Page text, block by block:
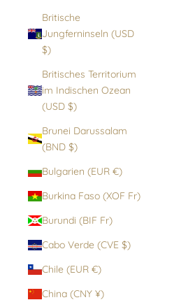
Britische
Jungferninseln (USD
$)
Britisches Territorium
im Indischen Ozean
(USD $)
Brunei Darussalam
(BND $)
Bulgarien (EUR €)
Burkina Faso (XOF Fr)
Burundi (BIF Fr)
Cabo Verde (CVE $)
Chile (EUR €)
China (CNY ¥)